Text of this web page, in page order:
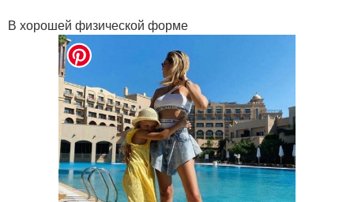
В хорошей физической форме